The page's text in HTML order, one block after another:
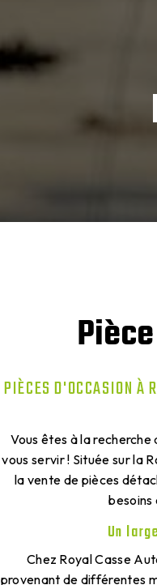
PIÈCES D'OCCASION À
Vous êtes à la
vous servir ! Située sur la
la vente de pièces
besoins
Un
Chez Royal Casse
provenant de différentes